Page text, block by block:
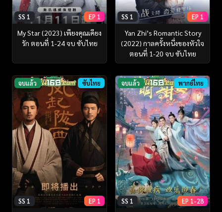
SS 1 EP 1
My Star (2023) เพียงคุณเคียง
รัก ตอนที่ 1-24 จบ ซับไทย
SS 1 EP 1
Yan Zhi’s Romantic Story
(2022) กาลครั้งหนึ่งของหัวใจ
ตอนที่ 1-20 จบ ซับไทย
จบแล้ว ซับไทย
SS 1 EP 1
จบแล้ว พากย์ไทย
SS 1 EP 1-28